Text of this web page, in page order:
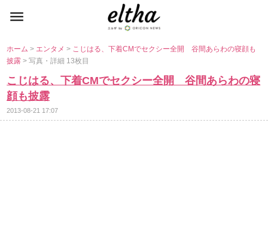
ホーム> エンタメ> こじはる、下着CMでセクシー全開 谷間あらわの寝顔も
披露> 写真・詳細 13枚目
こじはる、下着CMでセクシー全開 谷間あらわの寝
顔も披露
2013-08-21 17:07